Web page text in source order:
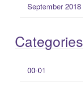
September 2018
Categories
00-01